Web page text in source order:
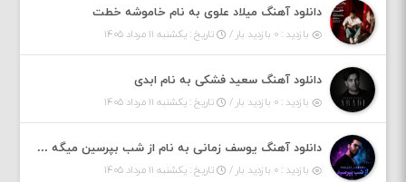
دانلود آهنگ میلاد علوی به نام خاموشه خطت
بازدید : ۰ بازدید بار / تاریخ : یکشنبه ۱۱ مرداد ۱۴۰۵
دانلود آهنگ سعید فشکی به نام ابدی
بازدید : ۰ بازدید بار / تاریخ : یکشنبه ۱۱ مرداد ۱۴۰۵
دانلود آهنگ یوسف زمانی به نام از شب بپرسین میگه چه روزگاری دارم
بازدید : ۰ بازدید بار / تاریخ : یکشنبه ۱۱ مرداد ۱۴۰۵